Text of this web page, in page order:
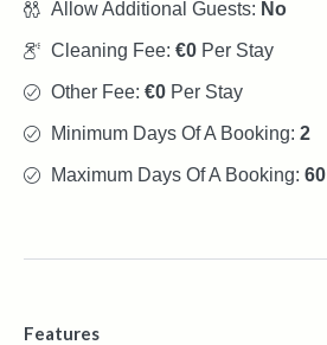
Allow Additional Guests: No
Cleaning Fee: €0 Per Stay
Other Fee: €0 Per Stay
Minimum Days Of A Booking: 2
Maximum Days Of A Booking: 60
Features